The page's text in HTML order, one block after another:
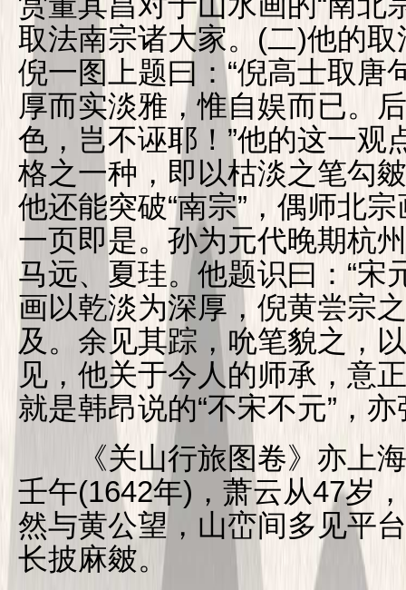
取法南宗诸大家。(二)他的
倪一图上题曰：“倪高士取唐
厚而实淡雅，惟自娱而已。
色，岂不诬耶！”他的这一观
格之一种，即以枯淡之笔勾
他还能突破“南宗”，偶师北
一页即是。孙为元代晚期杭
马远、夏珪。他题识曰：“宋
画以乾淡为深厚，倪黄尝宗
及。余见其踪，吮笔貌之，
见，他关于今人的师承，意
就是韩昂说的“不宋不元”，
《关山行旅图卷》亦上海
壬午(1642年)，萧云从47岁
然与黄公望，山峦间多见平
长披麻皴。